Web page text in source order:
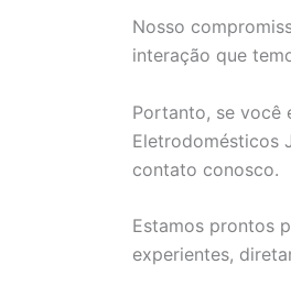
Nosso
interação que
Portanto, se você
Eletrodomésticos
contato conosco.
Estamos prontos
experientes,